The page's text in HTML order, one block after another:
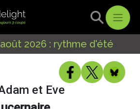
2026 : rythme d'été
et Eve